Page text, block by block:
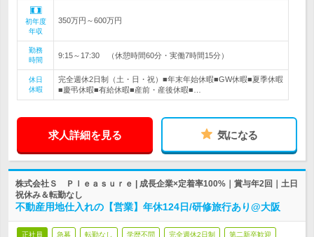
初年度
年収
350万円～600万円
勤務
時間
9:15～17:30 （休憩時間60分・実働7時間15分）
休日
休暇
完全週休2日制（土・日・祝）■年末年始休暇■GW休暇■夏季休暇
■慶弔休暇■有給休暇■産前・産後休暇■…
求人詳細を見る 気になる
株式会社Ｓ Ｐｌｅａｓｕｒｅ | 成長企業×定着率100%｜賞与年2回｜土日
祝休み＆転勤なし
不動産用地仕入れの【営業】年休124日/研修旅行あり@大阪
正社員 急募 転勤なし 学歴不問 完全週休2日制 第二新卒歓迎